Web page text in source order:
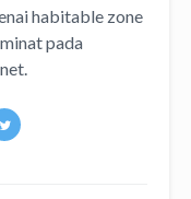
habitable zone
pada